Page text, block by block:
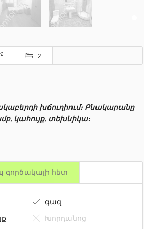
2 2
խճուղիում։ Բնակարանը
կահույք, տեխնիկա։
գործակալի հետ
գազ
Խորդանոց